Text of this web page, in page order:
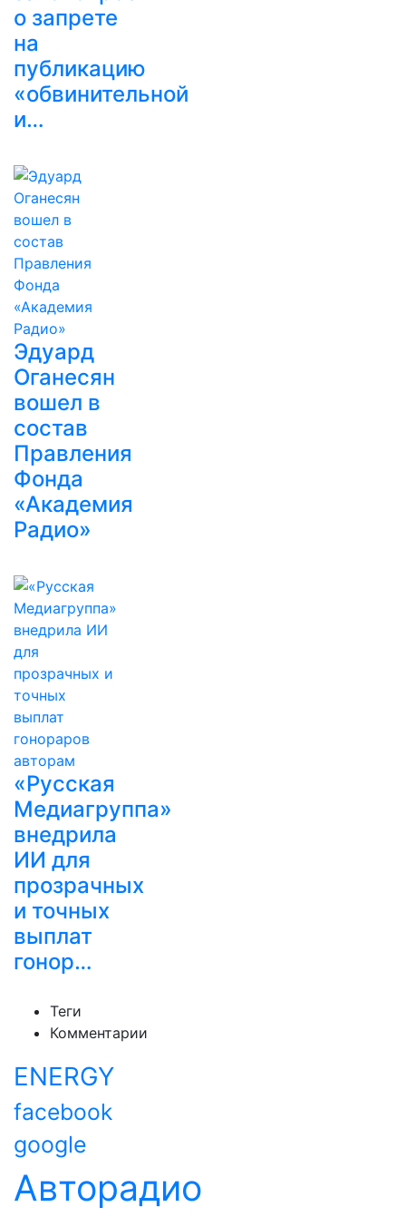
о запрете
на
публикацию
«обвинительной
и…
Эдуард
Оганесян
вошел в
состав
Правления
Фонда
«Академия
Радио»
«Русская
Медиагруппа»
внедрила
ИИ для
прозрачных
и точных
выплат
гонор…
Теги
Комментарии
ENERGY
facebook
google
Авторадио